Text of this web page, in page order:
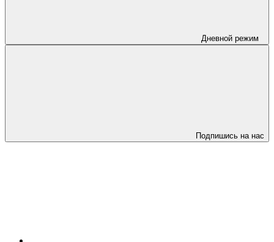
Дневной режим
Подпишись на нас